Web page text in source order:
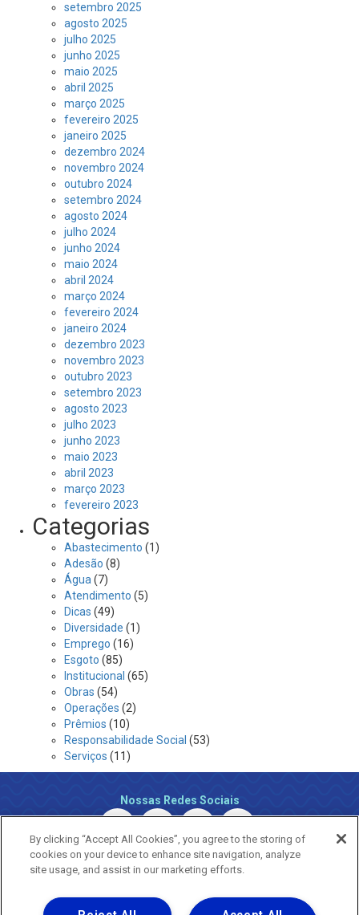
setembro 2025
agosto 2025
julho 2025
junho 2025
maio 2025
abril 2025
março 2025
fevereiro 2025
janeiro 2025
dezembro 2024
novembro 2024
outubro 2024
setembro 2024
agosto 2024
julho 2024
junho 2024
maio 2024
abril 2024
março 2024
fevereiro 2024
janeiro 2024
dezembro 2023
novembro 2023
outubro 2023
setembro 2023
agosto 2023
julho 2023
junho 2023
maio 2023
abril 2023
março 2023
fevereiro 2023
Categorias
Abastecimento (1)
Adesão (8)
Água(7)
Atendimento (5)
Dicas (49)
Diversidade (1)
Emprego (16)
Esgoto (85)
Institucional (65)
Obras (54)
Operações (2)
Prêmios (10)
Responsabilidade Social (53)
Serviços (11)
Nossas Redes Sociais
By clicking “Accept All Cookies”, you agree to the storing of
cookies on your device to enhance site navigation, analyze
site usage, and assist in our marketing efforts.